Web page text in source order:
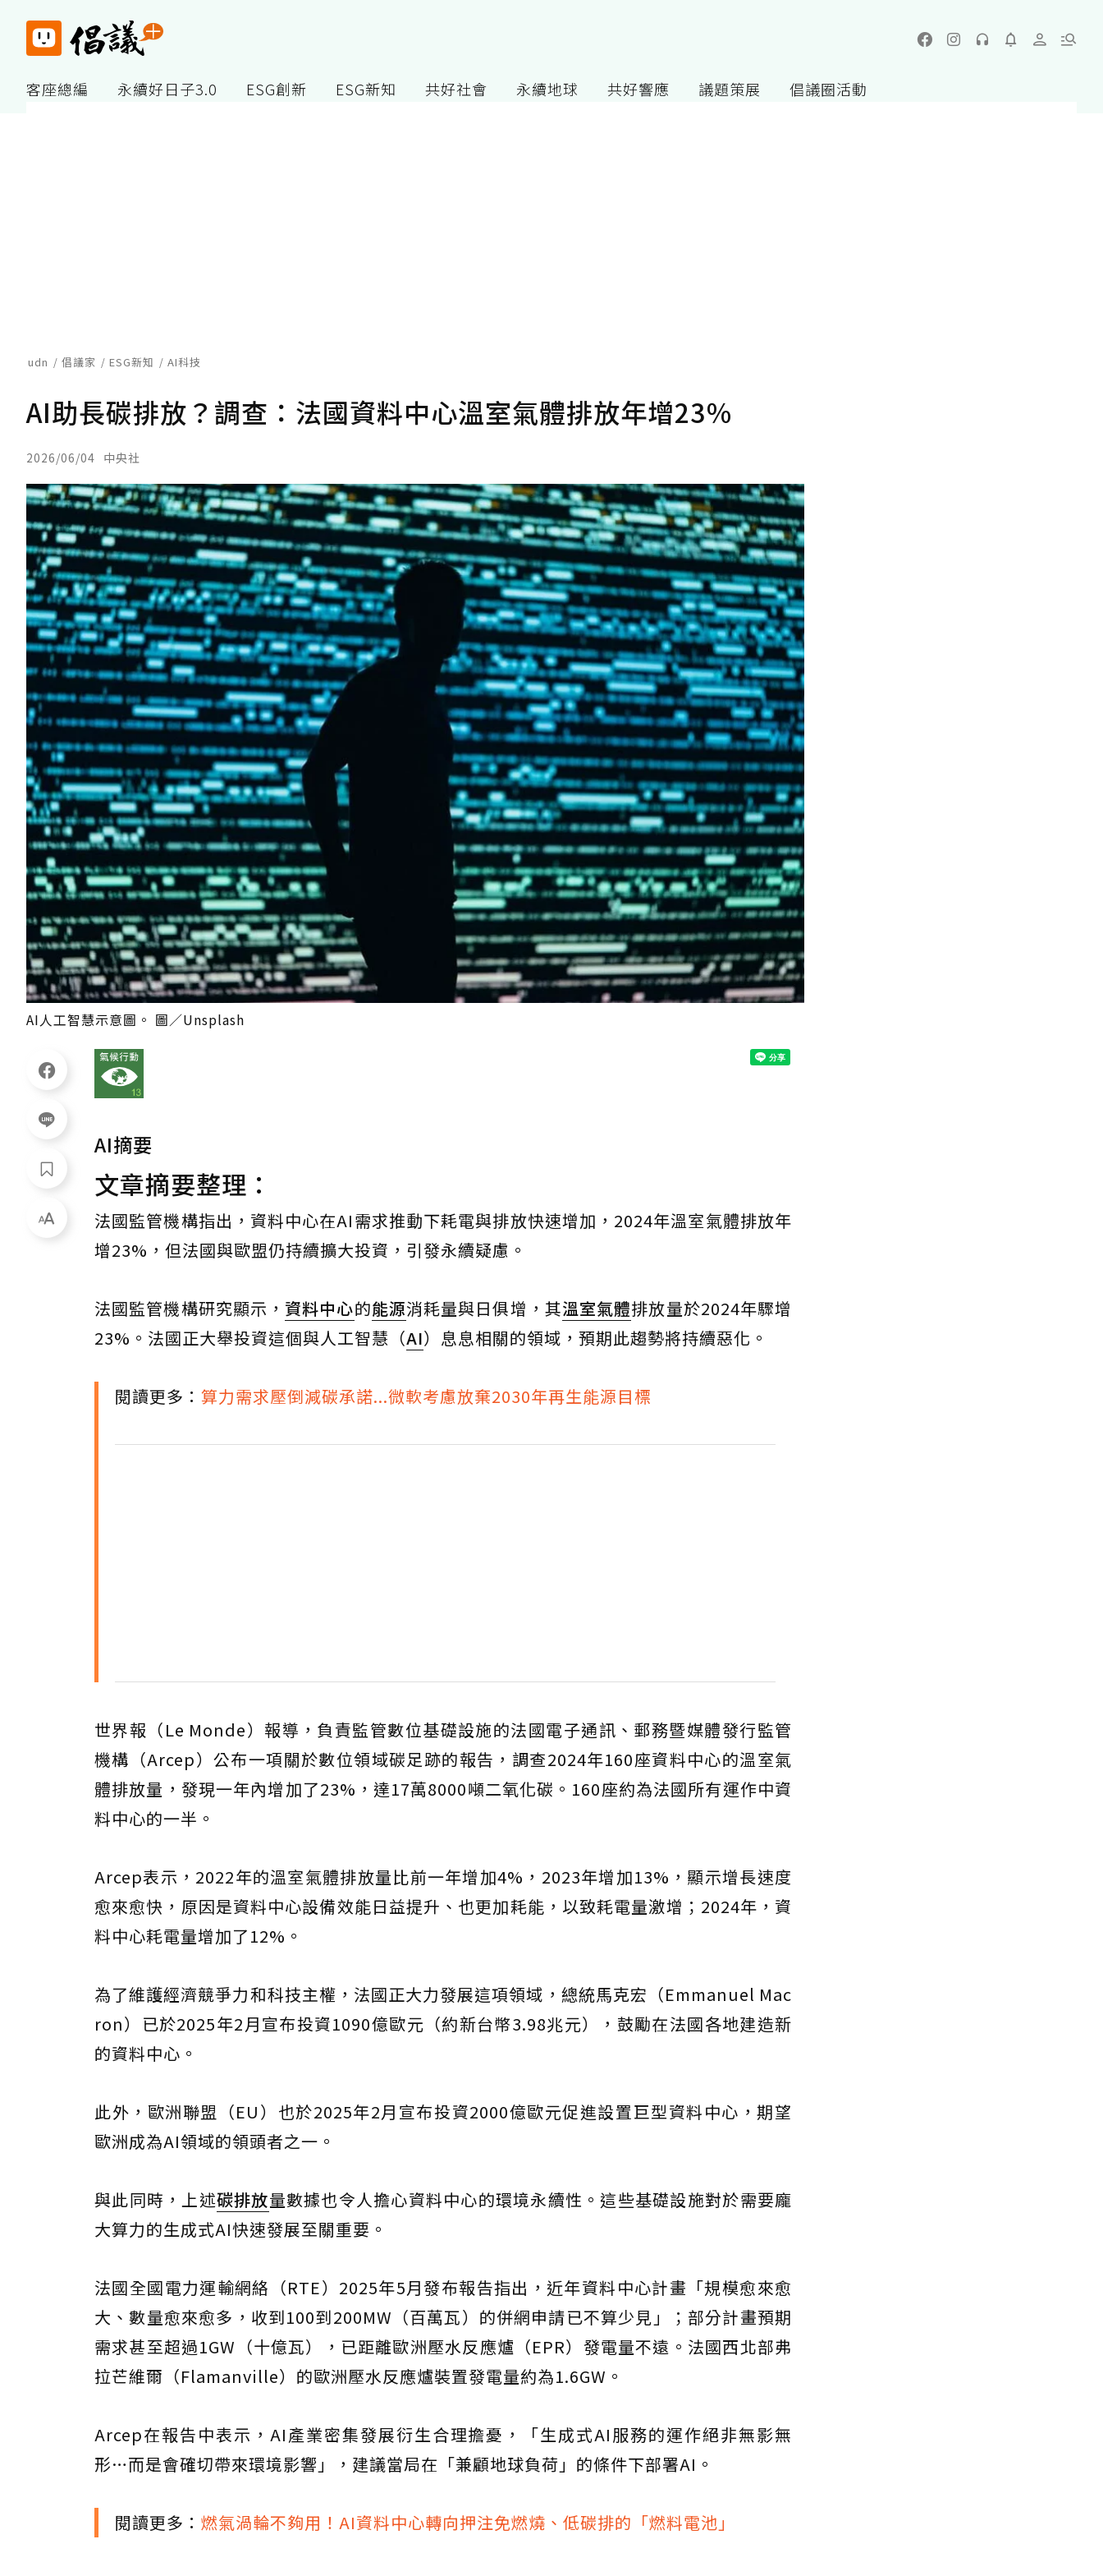
客座總編 永續好日子3.0 ESG創新 ESG新知 共好社會 永續地球 共好響應 議題策展 倡議圈活動
udn 倡議家 ESG新知 AI科技
AI助長碳排放？調查：法國資料中心溫室氣體排放年增23％
2026/06/04 中央社
AI人工智慧示意圖。 圖／Unsplash
AI摘要
文章摘要整理：
法國監管機構指出，資料中心在AI需求推動下耗電與排放快速增加，2024年溫室氣體排放年
增23%，但法國與歐盟仍持續擴大投資，引發永續疑慮。
法國監管機構研究顯示， 資料中心的能源消耗量與日俱增，其溫室氣體排放量於2024年驟增
23%。法國正大舉投資這個與人工智慧（AI）息息相關的領域，預期此趨勢將持續惡化。
閱讀更多： 算力需求壓倒減碳承諾...微軟考慮放棄2030年再生能源目標
世界報（Le Monde）報導，負責監管數位基礎設施的法國電子通訊、郵務暨媒體發行監管
機構（Arcep）公布一項關於數位領域碳足跡的報告，調查2024年160座資料中心的溫室氣
體排放量，發現一年內增加了23%，達17萬8000噸二氧化碳。160座約為法國所有運作中資
料中心的一半。
Arcep表示，2022年的溫室氣體排放量比前一年增加4%，2023年增加13%，顯示增長速度
愈來愈快，原因是資料中心設備效能日益提升、也更加耗能，以致耗電量激增；2024年，資
料中心耗電量增加了12%。
為了維護經濟競爭力和科技主權，法國正大力發展這項領域，總統馬克宏（Emmanuel Mac
ron）已於2025年2月宣布投資1090億歐元（約新台幣3.98兆元），鼓勵在法國各地建造新
的資料中心。
此外，歐洲聯盟（EU）也於2025年2月宣布投資2000億歐元促進設置巨型資料中心，期望
歐洲成為AI領域的領頭者之一。
與此同時，上述碳排放量數據也令人擔心資料中心的環境永續性。這些基礎設施對於需要龐
大算力的生成式AI快速發展至關重要。
法國全國電力運輸網絡（RTE）2025年5月發布報告指出，近年資料中心計畫「規模愈來愈
大、數量愈來愈多，收到100到200MW（百萬瓦）的併網申請已不算少見」；部分計畫預期
需求甚至超過1GW（十億瓦），已距離歐洲壓水反應爐（EPR）發電量不遠。法國西北部弗
拉芒維爾（Flamanville）的歐洲壓水反應爐裝置發電量約為1.6GW。
Arcep在報告中表示，AI產業密集發展衍生合理擔憂，「生成式AI服務的運作絕非無影無
形…而是會確切帶來環境影響」，建議當局在「兼顧地球負荷」的條件下部署AI。
閱讀更多： 燃氣渦輪不夠用！AI資料中心轉向押注免燃燒、低碳排的「燃料電池」